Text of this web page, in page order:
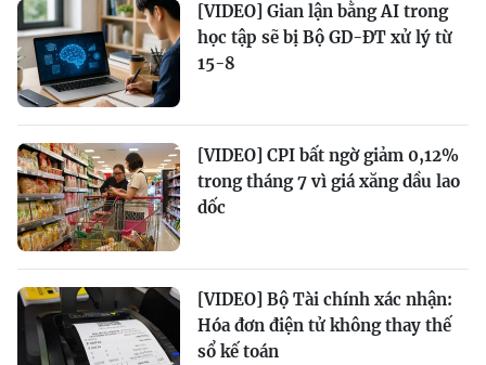
[VIDEO] Gian lận bằng AI trong
học tập sẽ bị Bộ GD-ĐT xử lý từ
15-8
[VIDEO] CPI bất ngờ giảm 0,12%
trong tháng 7 vì giá xăng dầu lao
dốc
[VIDEO] Bộ Tài chính xác nhận:
Hóa đơn điện tử không thay thế
sổ kế toán